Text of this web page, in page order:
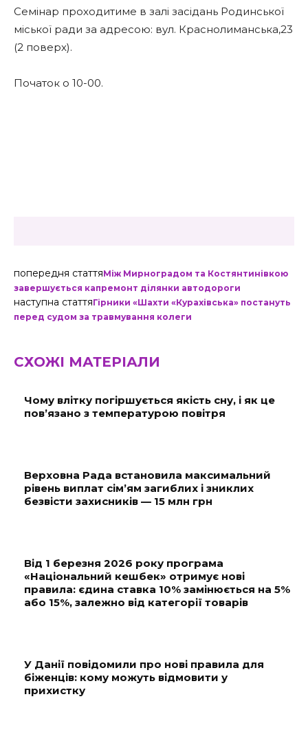
Семінар проходитиме в залі засідань Родинської
міської ради за адресою: вул. Краснолиманська,23
(2 поверх).
Початок о 10-00.
попередня статтяМіж Мирноградом та Костянтинівкою
завершується капремонт ділянки автодороги
наступна статтяГірники «Шахти «Курахівська» постануть
перед судом за травмування колеги
СХОЖІ МАТЕРІАЛИ
Чому влітку погіршується якість сну, і як це
пов’язано з температурою повітря
Верховна Рада встановила максимальний
рівень виплат сім’ям загиблих і зниклих
безвісти захисників — 15 млн грн
Від 1 березня 2026 року програма
«Національний кешбек» отримує нові
правила: єдина ставка 10% замінюється на 5%
або 15%, залежно від категорії товарів
У Данії повідомили про нові правила для
біженців: кому можуть відмовити у
прихистку